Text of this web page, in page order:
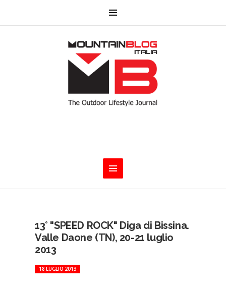
13° "SPEED ROCK" Diga di Bissina.
Valle Daone (TN), 20-21 luglio
2013
18 LUGLIO 2013